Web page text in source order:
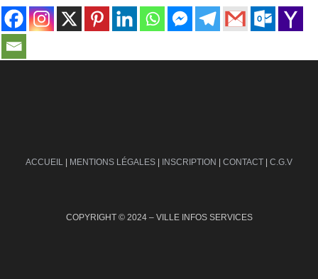
ACCUEIL | MENTIONS LÉGALES | INSCRIPTION | CONTACT | C.G.V
COPYRIGHT © 2024 – VILLE INFOS SERVICES